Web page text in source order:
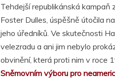
Tehdejší republikánská
Foster Dulles, úspěšně útočila
jeho úředníků. Ve skutečnosti
velezradu a ani jim nebylo
obvinění, která proti nim v roce
Sněmovním výboru pro